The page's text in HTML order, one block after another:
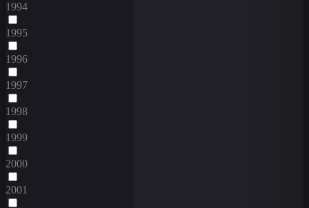
1994
1995
1996
1997
1998
1999
2000
2001